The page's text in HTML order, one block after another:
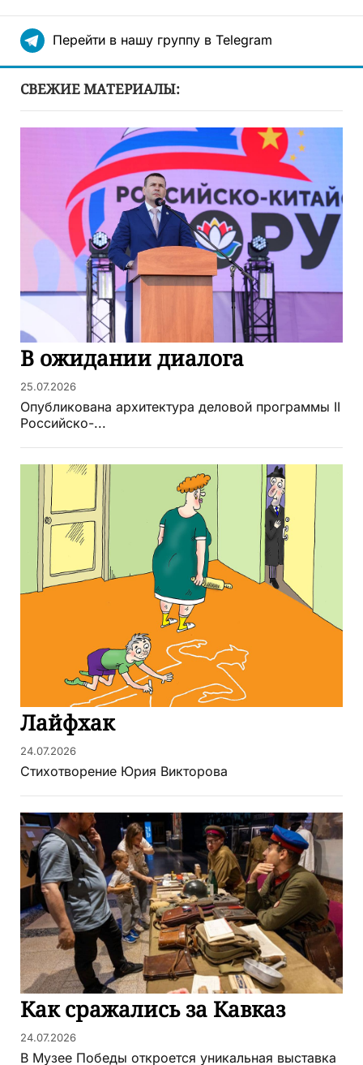
Перейти в нашу группу в Telegram
СВЕЖИЕ МАТЕРИАЛЫ:
В ожидании диалога
25.07.2026
Опубликована архитектура деловой программы II
Российско-...
Лайфхак
24.07.2026
Стихотворение Юрия Викторова
Как сражались за Кавказ
24.07.2026
В Музее Победы откроется уникальная выставка